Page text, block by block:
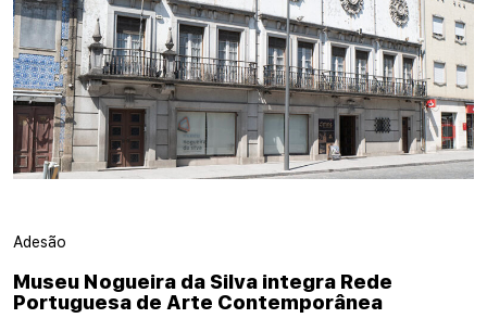
Adesão
Museu Nogueira da Silva integra Rede
Portuguesa de Arte Contemporânea